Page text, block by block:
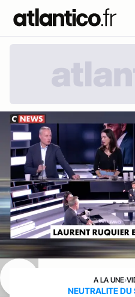
A LA UNE›
NEUTRALITE DU